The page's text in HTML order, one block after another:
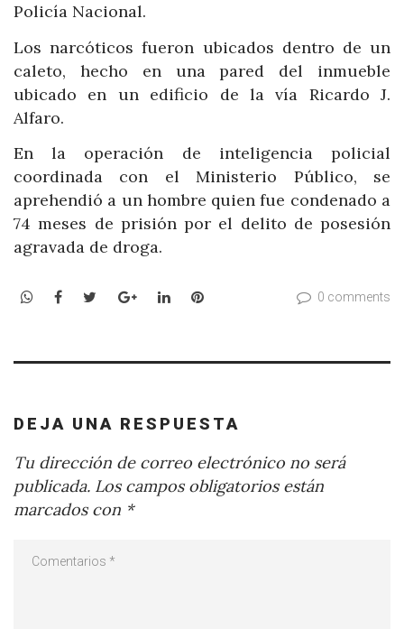
Policía Nacional.
Los narcóticos fueron ubicados dentro de un
caleto, hecho en una pared del inmueble
ubicado en un edificio de la vía Ricardo J.
Alfaro.
En la operación de inteligencia policial
coordinada con el Ministerio Público, se
aprehendió a un hombre quien fue condenado a
74 meses de prisión por el delito de posesión
agravada de droga.
WhatsApp
Facebook
TwitterGoogle+LinkedInPinterest 0 comments
DEJA UNA RESPUESTA
Tu dirección de correo electrónico no será
publicada. Los campos obligatorios están
marcados con *